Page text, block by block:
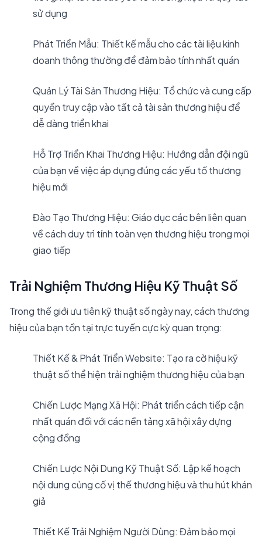
sử dụng
Phát Triển Mẫu: Thiết kế mẫu cho các tài liệu kinh
doanh thông thường để đảm bảo tính nhất quán
Quản Lý Tài Sản Thương Hiệu: Tổ chức và cung cấp
quyền truy cập vào tất cả tài sản thương hiệu để
dễ dàng triển khai
Hỗ Trợ Triển Khai Thương Hiệu: Hướng dẫn đội ngũ
của bạn về việc áp dụng đúng các yếu tố thương
hiệu mới
Đào Tạo Thương Hiệu: Giáo dục các bên liên quan
về cách duy trì tính toàn vẹn thương hiệu trong mọi
giao tiếp
Trải Nghiệm Thương Hiệu Kỹ Thuật Số
Trong thế giới ưu tiên kỹ thuật số ngày nay, cách thương
hiệu của bạn tồn tại trực tuyến cực kỳ quan trọng:
Thiết Kế & Phát Triển Website: Tạo ra cờ hiệu kỹ
thuật số thể hiện trải nghiệm thương hiệu của bạn
Chiến Lược Mạng Xã Hội: Phát triển cách tiếp cận
nhất quán đối với các nền tảng xã hội xây dựng
cộng đồng
Chiến Lược Nội Dung Kỹ Thuật Số: Lập kế hoạch
nội dung củng cố vị thế thương hiệu và thu hút khán
giả
Thiết Kế Trải Nghiệm Người Dùng: Đảm bảo mọi